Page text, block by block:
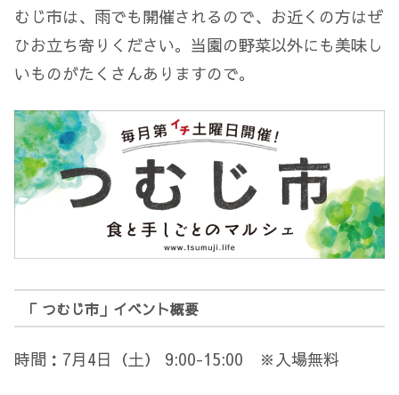
むじ市は、雨でも開催されるので、お近くの方はぜ
ひお立ち寄りください。当園の野菜以外にも美味し
いものがたくさんありますので。
「 つむじ市」イベント概要
時間：7月4日（土） 9:00-15:00 ※入場無料